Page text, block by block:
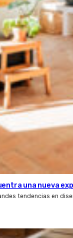
una nueva
tendencias en